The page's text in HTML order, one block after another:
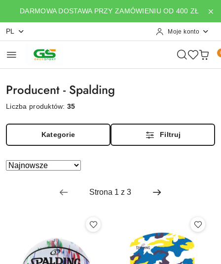
Przejdź do treści głównej
Przejdź do wyszukiwarki
Przejdź do moje konto
Przejdź do menu głównego
Przejdź do stopki
DARMOWA DOSTAWA PRZY ZAMÓWIENIU OD 400 ZŁ
PL Moje konto
Producent - Spalding
Liczba produktów:35
Kategorie Filtruj
Zastosowano
Sortuj